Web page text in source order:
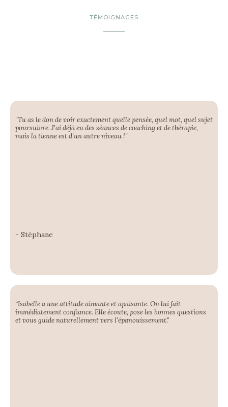
TÉMOIGNAGES
"Tu as le don de voir exactement quelle pensée, quel mot, quel sujet
poursuivre. J'ai déjà eu des séances de coaching et de thérapie,
mais la tienne est d'un autre niveau !"
- Stéphane
“Isabelle a une attitude aimante et apaisante. On lui fait
immédiatement confiance. Elle écoute, pose les bonnes questions
et vous guide naturellement vers l'épanouissement."